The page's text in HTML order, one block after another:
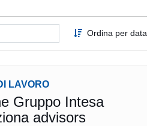
Ordina per data
LAVORO
Gruppo Intesa
advisors